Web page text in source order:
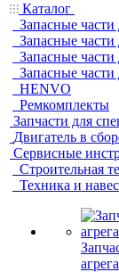
Каталог
Запасные
Запасные
Запасные
Запасные
HENVO
Ремкомплекты
Запчасти для
Двигатель в
Сервисные
Строительная
Техника и